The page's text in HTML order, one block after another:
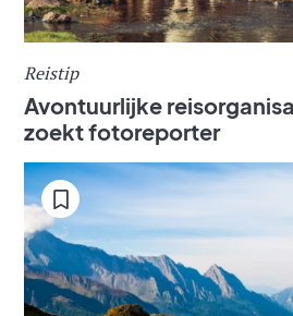
Reistip
Avontuurlijke
zoekt fotoreporter